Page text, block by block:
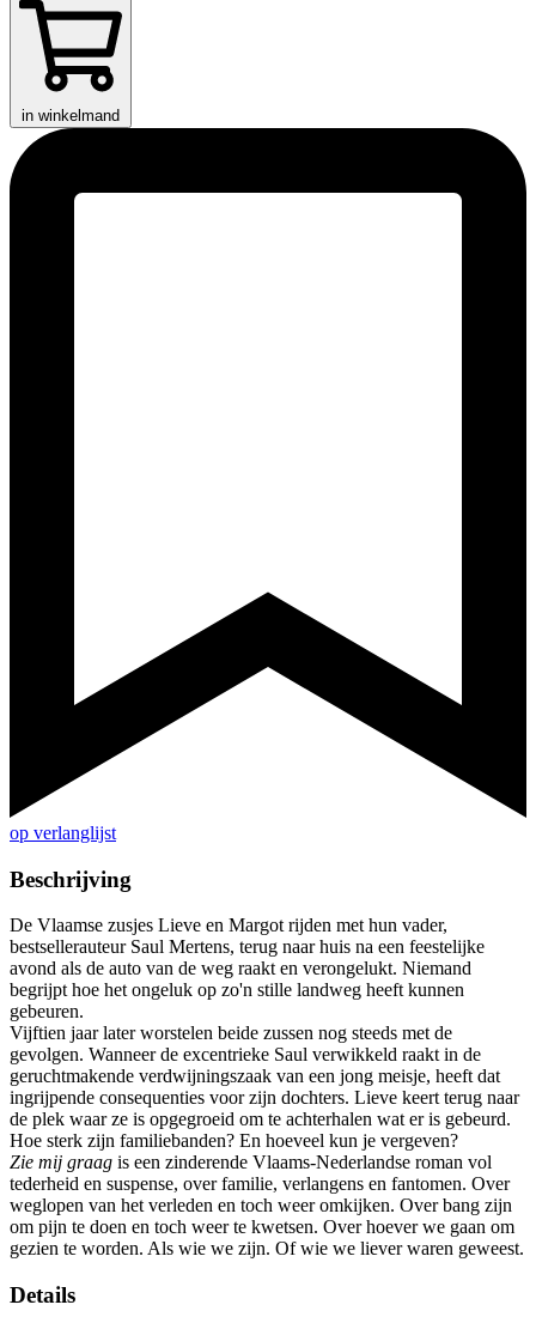
in winkelmand
op verlanglijst
Beschrijving
De Vlaamse zusjes Lieve en Margot rijden met hun vader,
bestsellerauteur Saul Mertens, terug naar huis na een feestelijke
avond als de auto van de weg raakt en verongelukt. Niemand
begrijpt hoe het ongeluk op zo'n stille landweg heeft kunnen
gebeuren.
Vijftien jaar later worstelen beide zussen nog steeds met de
gevolgen. Wanneer de excentrieke Saul verwikkeld raakt in de
geruchtmakende verdwijningszaak van een jong meisje, heeft dat
ingrijpende consequenties voor zijn dochters. Lieve keert terug naar
de plek waar ze is opgegroeid om te achterhalen wat er is gebeurd.
Hoe sterk zijn familiebanden? En hoeveel kun je vergeven?
Zie mij graag is een zinderende Vlaams-Nederlandse roman vol
tederheid en suspense, over familie, verlangens en fantomen. Over
weglopen van het verleden en toch weer omkijken. Over bang zijn
om pijn te doen en toch weer te kwetsen. Over hoever we gaan om
gezien te worden. Als wie we zijn. Of wie we liever waren geweest.
Details